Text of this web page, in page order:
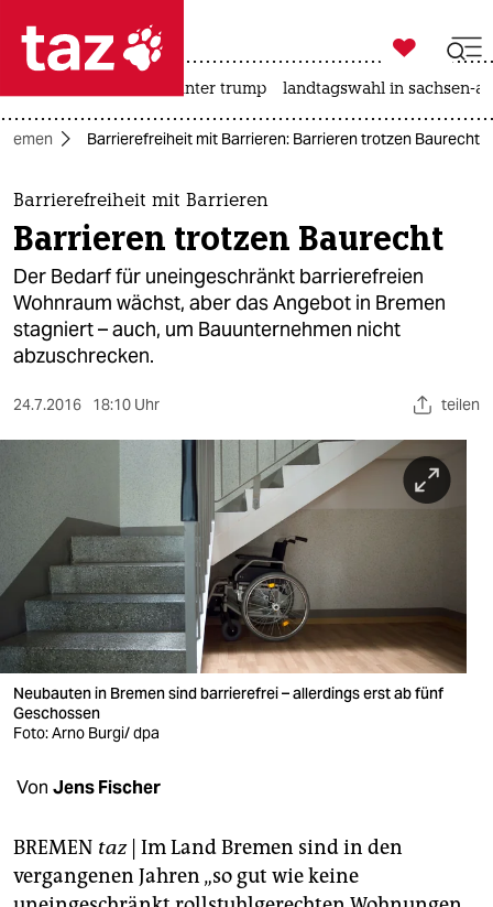
 taz zahl ich
taz zahl ich
themen
politik
öko
gesellschaft
kultur
sport
berlin
nord
wahrheit
verlag
verlag
veranstaltungen
unterstützen

taz zahl ich
usa unter trump landtagswahl in sachsen-
Barrierefreiheit mit Barrieren: Barrieren trotzen Baurecht
Barrierefreiheit mit Barrieren
Barrieren trotzen Baurecht
Der Bedarf für uneingeschränkt barrierefreien
Wohnraum wächst, aber das Angebot in Bremen
stagniert – auch, um Bauunternehmen nicht
abzuschrecken.
24.7.2016 18:10 Uhr teilen
Neubauten in Bremen sind barrierefrei – allerdings erst ab fünf
Geschossen
Foto: Arno Burgi/ dpa
Von Jens Fischer
BREMEN taz| Im Land Bremen sind in den
vergangenen Jahren „so gut wie keine